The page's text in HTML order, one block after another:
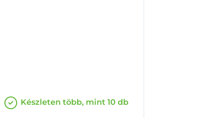
Készleten több, mint 10 db